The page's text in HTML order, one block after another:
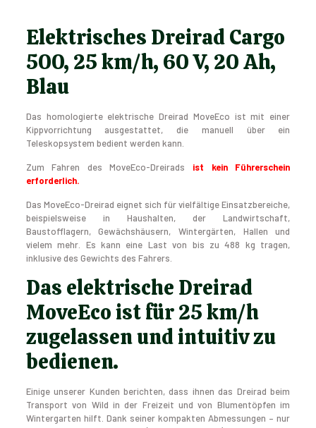
Elektrisches Dreirad Cargo
500, 25 km/h, 60 V, 20 Ah,
Blau
Das homologierte elektrische Dreirad MoveEco ist mit einer
Kippvorrichtung ausgestattet, die manuell über ein
Teleskopsystem bedient werden kann.
Zum Fahren des MoveEco-Dreirads ist kein Führerschein
erforderlich.
Das MoveEco-Dreirad eignet sich für vielfältige Einsatzbereiche,
beispielsweise in Haushalten, der Landwirtschaft,
Baustofflagern, Gewächshäusern, Wintergärten, Hallen und
vielem mehr. Es kann eine Last von bis zu 488 kg tragen,
inklusive des Gewichts des Fahrers.
Das elektrische Dreirad
MoveEco ist für 25 km/h
zugelassen und intuitiv zu
bedienen.
Einige unserer Kunden berichten, dass ihnen das Dreirad beim
Transport von Wild in der Freizeit und von Blumentöpfen im
Wintergarten hilft. Dank seiner kompakten Abmessungen – nur